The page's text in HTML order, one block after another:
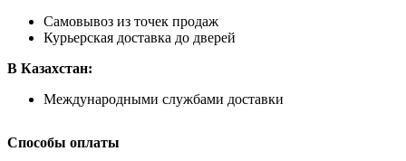
Самовывоз из точек продаж
Курьерская доставка до дверей
В Казахстан:
Международными службами доставки
Способы оплаты